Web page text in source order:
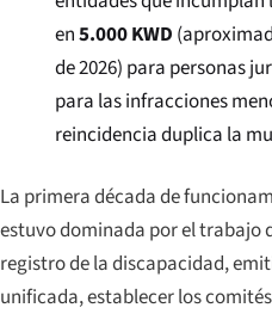
en5.000 KWD
de 2026) para personas
para las infracciones
reincidencia duplica la
La primera década de
estuvo dominada por el trabajo
registro de la discapacidad,
unificada, establecer los